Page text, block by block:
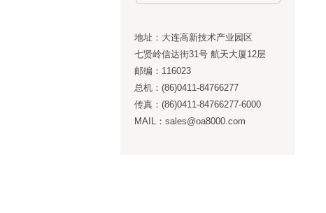
地址：大连高新技术产业园区
七贤岭信达街31号 航天大厦12层
邮编：116023
总机：(86)0411-84766277
传真：(86)0411-84766277-6000
MAIL：sales@oa8000.com